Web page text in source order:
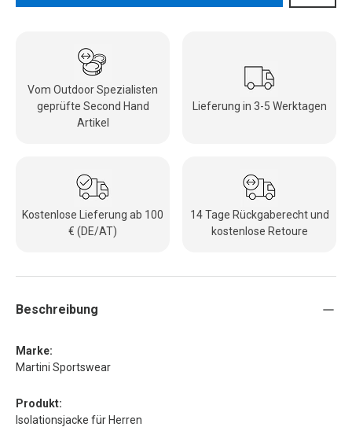
Vom Outdoor Spezialisten
geprüfte Second Hand
Artikel
Lieferung in 3-5 Werktagen
Kostenlose Lieferung ab 100
€ (DE/AT)
14 Tage Rückgaberecht und
kostenlose Retoure
Beschreibung
Marke:
Martini Sportswear
Produkt:
Isolationsjacke für Herren